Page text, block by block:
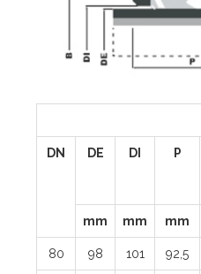
DN DE DI P
mm mm mm
80 98 101 92,5